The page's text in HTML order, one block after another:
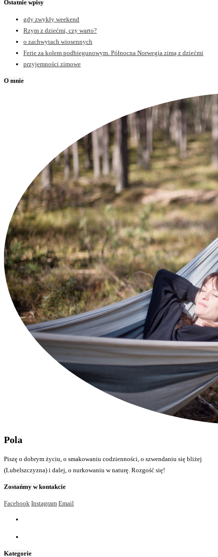
Ostatnie wpisy
gdy zwykły weekend
Rzym z dziećmi, czy warto?
o zachwytach wiosennych
Ferie za kołem podbiegunowym. Północna Norwegia zimą z dziećmi
przyjemności zimowe
O mnie
Pola
Piszę o dobrym życiu, o smakowaniu codzienności, o szwendaniu się bliżej
(Lubelszczyzna) i dalej, o nurkowaniu w naturę. Rozgość się!
Zostańmy w kontakcie
Facebook Instagram Email
Kategorie